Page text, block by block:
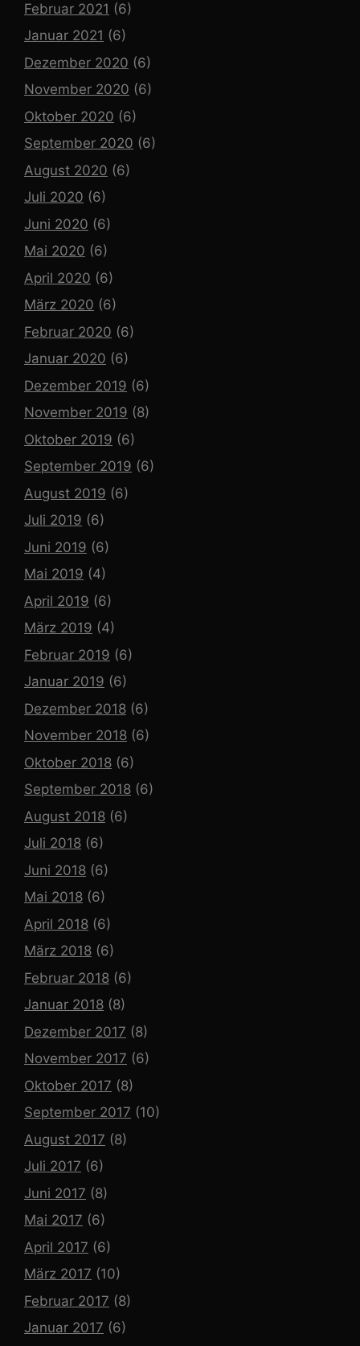
Februar 2021 (6)
Januar 2021 (6)
Dezember 2020 (6)
November 2020 (6)
Oktober 2020 (6)
September 2020 (6)
August 2020 (6)
Juli 2020 (6)
Juni 2020 (6)
Mai 2020 (6)
April 2020 (6)
März 2020 (6)
Februar 2020 (6)
Januar 2020 (6)
Dezember 2019 (6)
November 2019 (8)
Oktober 2019 (6)
September 2019 (6)
August 2019 (6)
Juli 2019 (6)
Juni 2019 (6)
Mai 2019 (4)
April 2019 (6)
März 2019 (4)
Februar 2019 (6)
Januar 2019 (6)
Dezember 2018 (6)
November 2018 (6)
Oktober 2018 (6)
September 2018 (6)
August 2018 (6)
Juli 2018 (6)
Juni 2018 (6)
Mai 2018 (6)
April 2018 (6)
März 2018 (6)
Februar 2018 (6)
Januar 2018 (8)
Dezember 2017 (8)
November 2017 (6)
Oktober 2017 (8)
September 2017 (10)
August 2017 (8)
Juli 2017 (6)
Juni 2017 (8)
Mai 2017 (6)
April 2017 (6)
März 2017 (10)
Februar 2017 (8)
Januar 2017 (6)